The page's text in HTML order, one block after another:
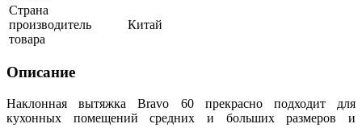
Страна
производитель
товара
Китай
Описание
Наклонная вытяжка Bravo 60 прекрасно подходит для
кухонных помещений средних и больших размеров и